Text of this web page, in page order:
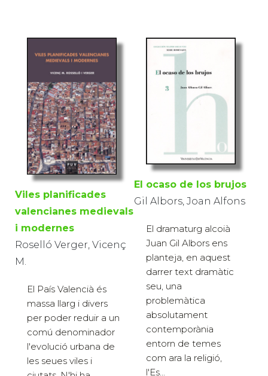
Viles planificades
valencianes medievals
i modernes
Roselló Verger, Vicenç
M.
El País Valencià és
massa llarg i divers
per poder reduir a un
comú denominador
l'evolució urbana de
les seues viles i
El ocaso de los brujos
Gil Albors, Joan Alfons
El dramaturg alcoià
Juan Gil Albors ens
planteja, en aquest
darrer text dramàtic
seu, una
problemàtica
absolutament
contemporània
entorn de temes
com ara la religió,
l'Es...